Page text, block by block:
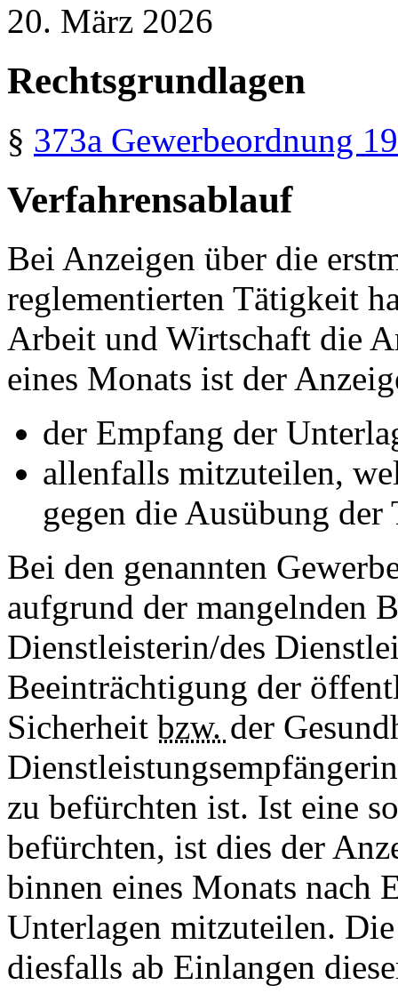
20. März 2026
Rechtsgrundlagen
§ 373a Gewerbeordnung
Verfahrensablauf
Bei Anzeigen über die
reglementierten Tätigkeit
Arbeit und Wirtschaft die
eines Monats ist der
der Empfang der
allenfalls mitzuteilen,
gegen die Ausübung
Bei den genannten
aufgrund der mangelnden
Dienstleisterin/des
Beeinträchtigung der
Sicherheit bzw. der
zu befürchten ist. Ist eine
befürchten, ist dies der
binnen eines Monats nach
Unterlagen mitzuteilen.
diesfalls ab Einlangen